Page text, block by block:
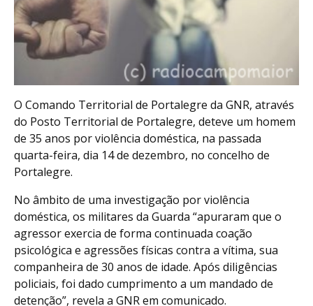
O Comando Territorial de Portalegre da GNR, através
do Posto Territorial de Portalegre, deteve um homem
de 35 anos por violência doméstica, na passada
quarta-feira, dia 14 de dezembro, no concelho de
Portalegre.
No âmbito de uma investigação por violência
doméstica, os militares da Guarda “apuraram que o
agressor exercia de forma continuada coação
psicológica e agressões físicas contra a vítima, sua
companheira de 30 anos de idade. Após diligências
policiais, foi dado cumprimento a um mandado de
detenção”, revela a GNR em comunicado.